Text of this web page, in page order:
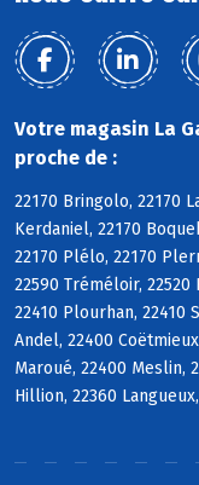
Votre magasin La
proche de :
22170 Bringolo, 22170
Kerdaniel, 22170
22170 Plélo, 22170
22590 Tréméloir, 22520
22410 Plourhan, 22410
Andel, 22400
Maroué, 22400 Meslin,
Hillion, 22360